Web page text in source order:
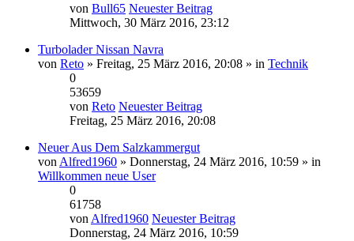
von Bull65 Neuester Beitrag
Mittwoch, 30 März 2016, 23:12
Turbolader Nissan Navra
von Reto » Freitag, 25 März 2016, 20:08 » in Technik
0
53659
von Reto Neuester Beitrag
Freitag, 25 März 2016, 20:08
Neuer Aus Dem Salzkammergut
von Alfred1960 » Donnerstag, 24 März 2016, 10:59 » in
Willkommen neue User
0
61758
von Alfred1960 Neuester Beitrag
Donnerstag, 24 März 2016, 10:59